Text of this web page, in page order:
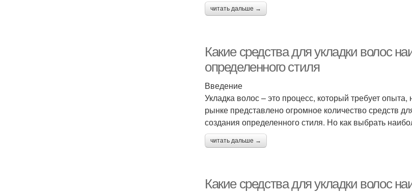
читать дальше →
Какие средства для укладки волос
определенного стиля
Введение
Укладка волос – это процесс, который требует
рынке представлено огромное количество средств
создания определенного стиля. Но как выбрать
читать дальше →
Какие средства для укладки волос